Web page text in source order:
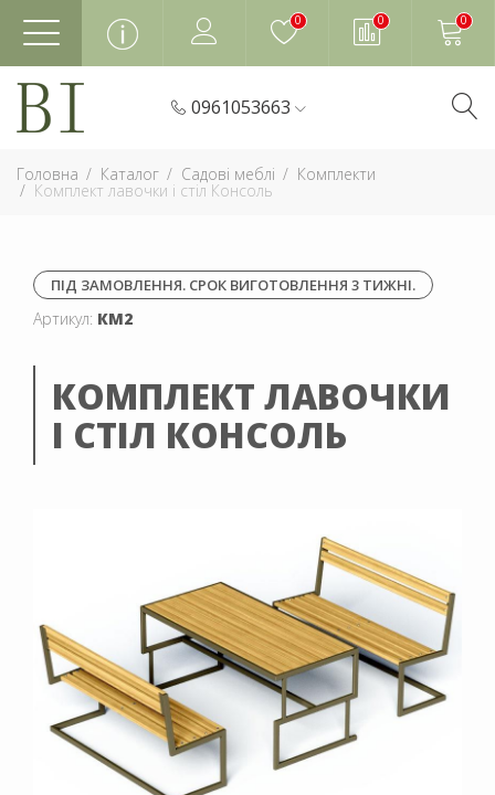
0 0 0
0961053663
Головна Каталог Садові меблі Комплекти
Комплект лавочки і стіл Консоль
ПІД ЗАМОВЛЕННЯ. СРОК ВИГОТОВЛЕННЯ 3 ТИЖНІ.
Артикул: КМ2
КОМПЛЕКТ ЛАВОЧКИ
І СТІЛ КОНСОЛЬ